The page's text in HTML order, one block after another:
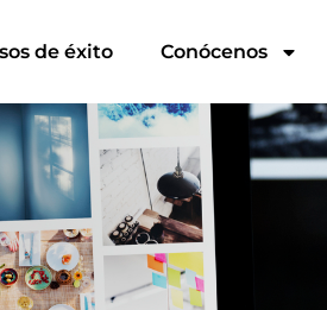
de éxito Conócenos